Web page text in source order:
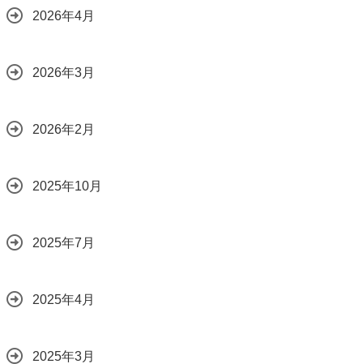
2026年4月
2026年3月
2026年2月
2025年10月
2025年7月
2025年4月
2025年3月